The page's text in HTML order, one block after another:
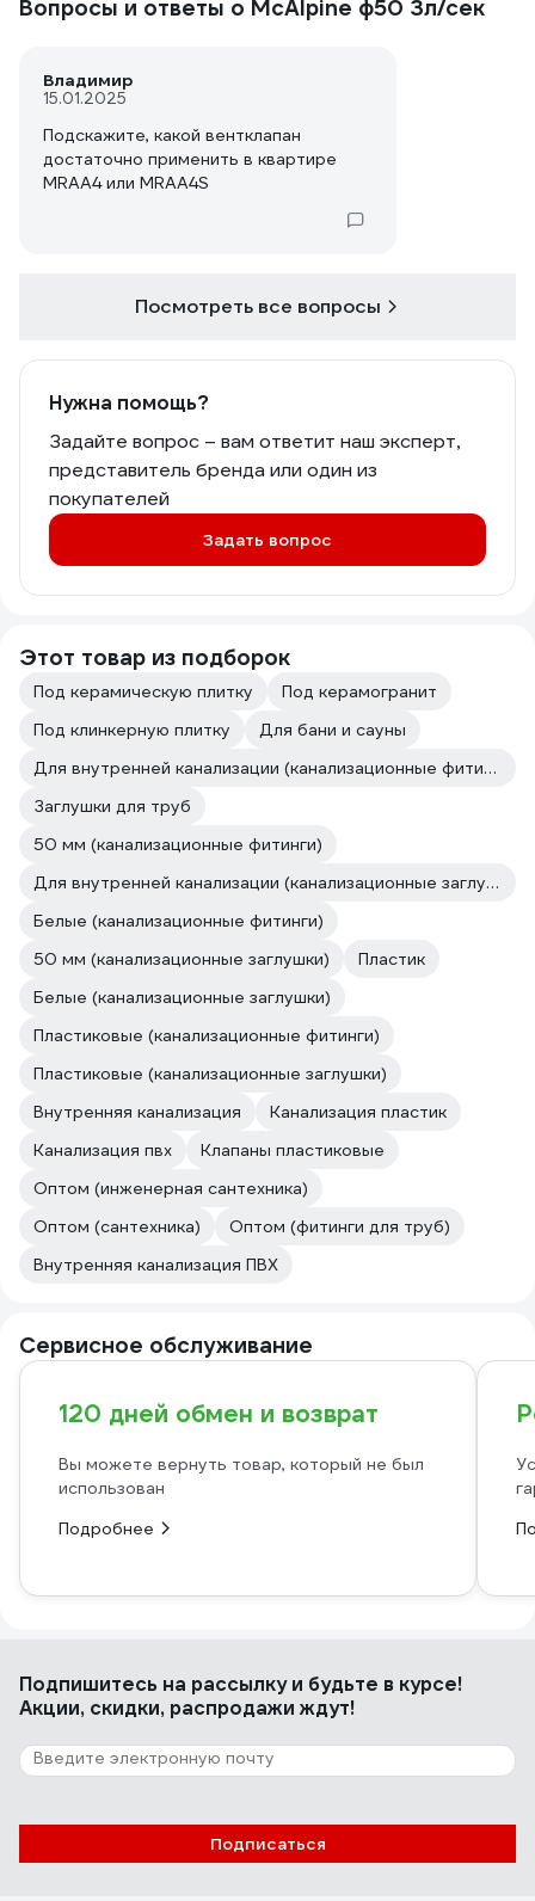
Вопросы и ответы о McAlpine ф50 3л/сек
Владимир
15.01.2025
Подскажите, какой вентклапан
достаточно применить в квартире
MRAA4 или MRAA4S
Посмотреть все вопросы
Нужна помощь?
Задайте вопрос – вам ответит наш эксперт,
представитель бренда или один из
покупателей
Задать вопрос
Этот товар из подборок
Под керамическую плитку
Под керамогранит
Под клинкерную плитку
Для бани и сауны
Для внутренней канализации (канализационные фитинги)
Заглушки для труб
50 мм (канализационные фитинги)
Для внутренней канализации (канализационные заглушки)
Белые (канализационные фитинги)
50 мм (канализационные заглушки)
Пластик
Белые (канализационные заглушки)
Пластиковые (канализационные фитинги)
Пластиковые (канализационные заглушки)
Внутренняя канализация
Канализация пластик
Канализация пвх
Клапаны пластиковые
Оптом (инженерная сантехника)
Оптом (сантехника)
Оптом (фитинги для труб)
Внутренняя канализация ПВХ
Сервисное обслуживание
120 дней обмен и возврат
Вы можете вернуть товар, который не был
использован
Подробнее
Подпишитесь на рассылкуи будьте в курсе!
Акции, скидки, распродажи ждут!
Подписаться